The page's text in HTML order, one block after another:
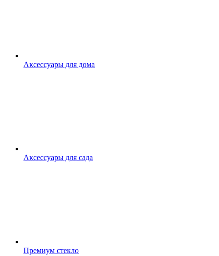
Аксессуары для дома
Аксессуары для сада
Премиум стекло